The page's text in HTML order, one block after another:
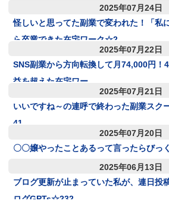
2025年07月24日
怪しいと思ってた副業で変われた！「私
ら卒業できた在宅ワーク☆2
2025年07月22日
SNS副業から方向転換して月74,000円！
益を超えた在宅ワー
2025年07月21日
いいですね～の連呼で終わった副業ス
41
2025年07月20日
〇〇嬢やったことあるって言ったらび
2025年06月13日
ブログ更新が止まっていた私が、連日投
ログGPTs☆232